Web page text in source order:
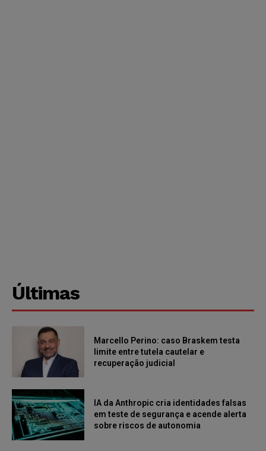
Últimas
Marcello Perino: caso Braskem testa
limite entre tutela cautelar e
recuperação judicial
IA da Anthropic cria identidades falsas
em teste de segurança e acende alerta
sobre riscos de autonomia